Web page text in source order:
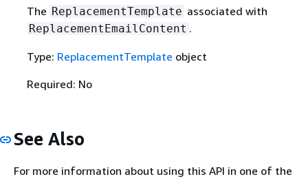
The ReplacementTemplate associated with
ReplacementEmailContent .
Type: ReplacementTemplate object
Required: No
See Also
For more information about using this API in one of the